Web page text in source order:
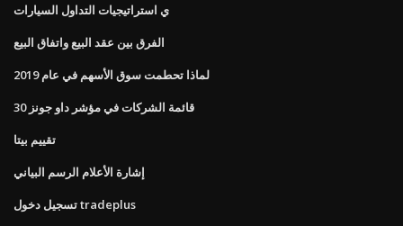
ي استراتيجيات التداول السيارات
الفرق بين عقد البيع واتفاق البيع
لماذا تحطمت سوق الأسهم في عام 2019
قائمة الشركات في مؤشر داو جونز 30
تقييم بيتا
إشارة الأعلام الرسم البياني
تسجيل دخول tradeplus